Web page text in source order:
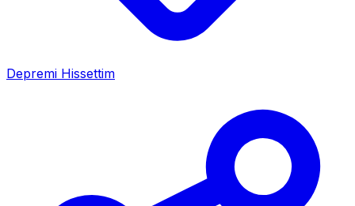
Depremi Hissettim